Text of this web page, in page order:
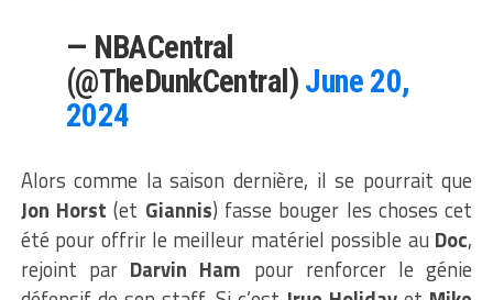
— NBACentral
(@TheDunkCentral) June 20,
2024
Alors comme la saison dernière, il se pourrait que
Jon Horst (et Giannis) fasse bouger les choses cet
été pour offrir le meilleur matériel possible au Doc,
rejoint par Darvin Ham pour renforcer le génie